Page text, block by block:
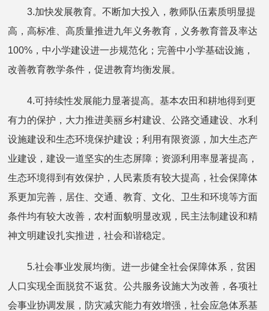
3.加快发展教育。不断加大投入，教师队伍素质明显提
高，高标准、高质量推进九年义务教育，义务教育普及率达
100%，中小学建设进一步规范化；完善中小学基础设施，
改善教育教学条件，促进教育均衡发展。
4.可持续性发展能力显著提高。基本农田和耕地得到更
有力的保护，大力推进美丽乡村建设、公路交通建设、水利
设施建设和生态环境保护建设；利用有限资源，加大生态产
业建设，建设一道坚实的生态屏障；资源利用率显著提高，
生态环境得到有效保护，人民素质有较大提高，社会保障体
系更加完善，居住、交通、教育、文化、卫生和环境等方面
条件均有较大改善，农村面貌明显改观，民主法制建设和精
神文明建设扎实推进，社会和谐稳定。
5.社会事业发展均衡。进一步健全社会保障体系，贫困
人口实现全面脱贫不返贫。公共服务设施大为改善，各项社
会事业协调发展，防灾减灾能力有效增强，社会应急体系基